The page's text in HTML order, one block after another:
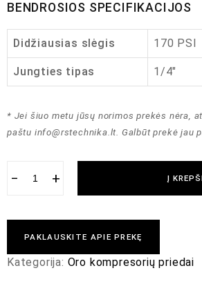
BENDROSIOS SPECIFIKACIJOS
Didžiausias slėgis 170 PSI
Jungties tipas 1/4″
* Jei šiuo metu jūsų norimos prekės nėra,
paštu info@rstechnika.lt. Galbūt prekė jau
− + Į
PAKLAUSKITE APIE PREKĘ
Kategorija: Oro kompresorių priedai